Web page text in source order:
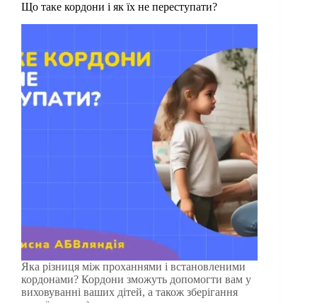
Що таке кордони і як їх не переступати?
Яка різниця між проханнями і встановленими
кордонами? Кордони зможуть допомогти вам у
виховуванні ваших дітей, а також зберігання